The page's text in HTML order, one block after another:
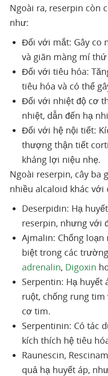
Ngoài ra, reserpin còn
như:
Đối với mắt: Gây co
và giãn màng mí
Đối với tiêu hóa:
tiêu hóa và có thể
Đối với nhiệt độ cơ
nhiệt, dẫn đến hạ
Đối với hệ nội tiết:
thượng thận tiết
kháng lợi niệu nhẹ.
Ngoài reserpin, cây ba
nhiều alcaloid khác với
Deserpidin: Hạ
reserpin, nhưng với
Ajmalin: Chống
biệt trong các
adrenalin, Digoxin
Serpentin: Hạ huyết
ruột, chống rung
cơ tim.
Serpentinin: Có tác
kích thích hệ tiêu
Raunescin,
quả hạ huyết áp,